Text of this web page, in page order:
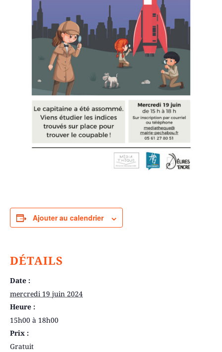
Ajouter au calendrier
DÉTAILS
Date :
mercredi 19 juin 2024
Heure :
15h00 à 18h00
Prix :
Gratuit